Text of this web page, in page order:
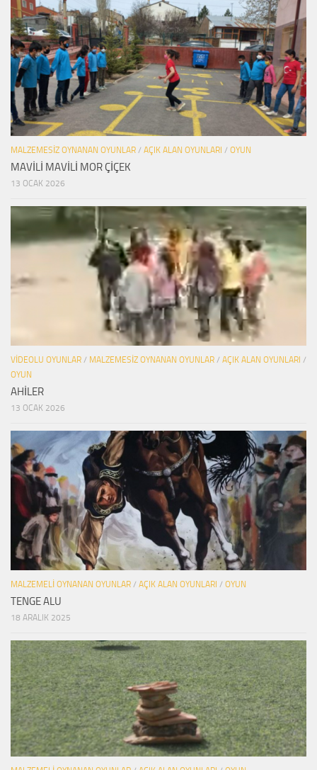
MALZEMESIZ OYNANAN OYUNLAR / AÇIK ALAN OYUNLARI / OYUN
MAVİLİ MAVİLİ MOR ÇİÇEK
13 OCAK 2026
VIDEOLU OYUNLAR / MALZEMESIZ OYNANAN OYUNLAR / AÇIK ALAN OYUNLARI /
OYUN
AHİLER
13 OCAK 2026
MALZEMELI OYNANAN OYUNLAR / AÇIK ALAN OYUNLARI / OYUN
TENGE ALU
18 ARALIK 2025